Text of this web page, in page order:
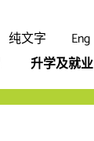
纯文字 Eng
升学及就业